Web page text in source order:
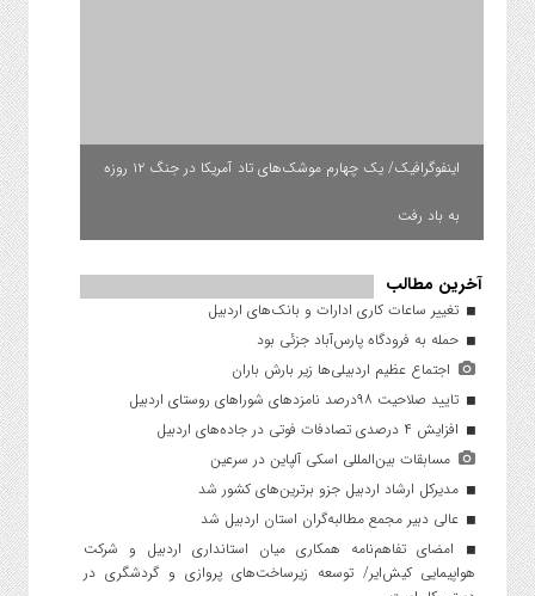
اینفوگرافیک/ یک چهارم موشک‌های تاد آمریکا در جنگ ۱۲ روزه
به باد رفت
آخرین مطالب
تغییر ساعات کاری ادارات و بانک‌های اردبیل
حمله به فرودگاه پارس‌‌آباد جزئی بود
اجتماع عظیم اردبیلی‌ها زیر بارش باران
تایید صلاحیت ۹۸درصد نامزدهای شوراهای روستای اردبیل
افزایش ۴ درصدی تصادفات فوتی در جاده‌های اردبیل
مسابقات بین‌المللی اسکی آلپاین در سرعین
مدیرکل ارشاد اردبیل جزو برترین‌های کشور شد
عالی دبیر مجمع مطالبه‌گران استان اردبیل شد
امضای تفاهم‌نامه همکاری میان استانداری اردبیل و شرکت
هواپیمایی کیش‌ایر/ توسعه زیرساخت‌های پروازی و گردشگری در